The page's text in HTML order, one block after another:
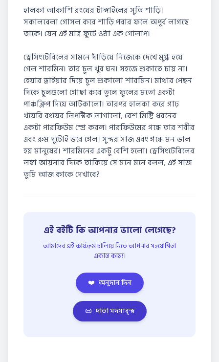
হালকা আকাশি রংয়ের টাঙ্গাইলের সুতি শাড়ি।
সকালবেলা গোসল করে শাড়ি পরার ফলে অপূর্ব লাগছে
তাকে। যেন এই মাত্র ফুটে ওঠা এক গোলাপ।
ড্রেসিংটেবিলের সামনে দাঁড়িয়ে নিজেকে দেখে মুগ্ধ হয়ে
গেল শারমিন। তার চুল খুব ঘন। সহজে শুকাতে চায় না।
হেয়ার ড্রাইয়ার দিয়ে চুল শুকালো শারমিন। মাথার পেছন
দিকে চুলগুলো গোছা করে তুলে ফুলের মতো একটা
পাঞ্চক্লিপ দিয়ে আটকালো। তারপর হালকা করে গাঢ়
খয়েরি রংয়ের লিপস্টিক লাগালো, বেশ মিষ্টি ধরনের
একটা পারফিউম স্প্রে করল। পারফিউমের গন্ধে তার শরীর
এবং রুম দুটোই ভরে গেল। সুন্দর সাজ এবং গন্ধে মন ভাল
হয় মানুষের। শারমিনের একটু বেশি হলো। ড্রেসিংটেবিলের
লম্বা আয়নার দিকে তাকিয়ে সে মনে মনে বলল, এই সাজ
তুমি আজ কাকে দেখাবে?
এই বইটি কি আপনার ভালো লেগেছে?
আমাদের এই কার্যক্রম চালিয়ে নিতে আপনার সহযোগিতা
একান্ত কাম্য।
❤️ অনুদান দিন
📜 দাতা সদস্যবৃন্দ